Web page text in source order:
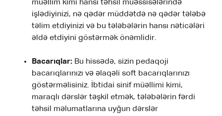
müəllim kimi hansı təhsil müəssisələrində
işlədiyinizi, nə qədər müddətdə nə qədər tələbə
təlim etdiyinizi və bu tələbələrin hansı nəticələri
əldə etdiyini göstərmək önəmlidir.
Bacarıqlar: Bu hissədə, sizin pedaqoji
bacarıqlarınızı və əlaqəli soft bacarıqlarınızı
göstərməlisiniz. İbtidai sinif müəllimi kimi,
maraqlı dərslər təşkil etmək, tələbələrin fərdi
təhsil məlumatlarına uyğun dərslər